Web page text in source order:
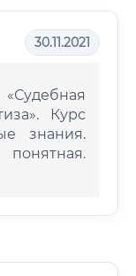
30.11.2021
Курс
знания.